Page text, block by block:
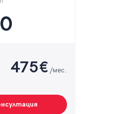
475€ /мес.